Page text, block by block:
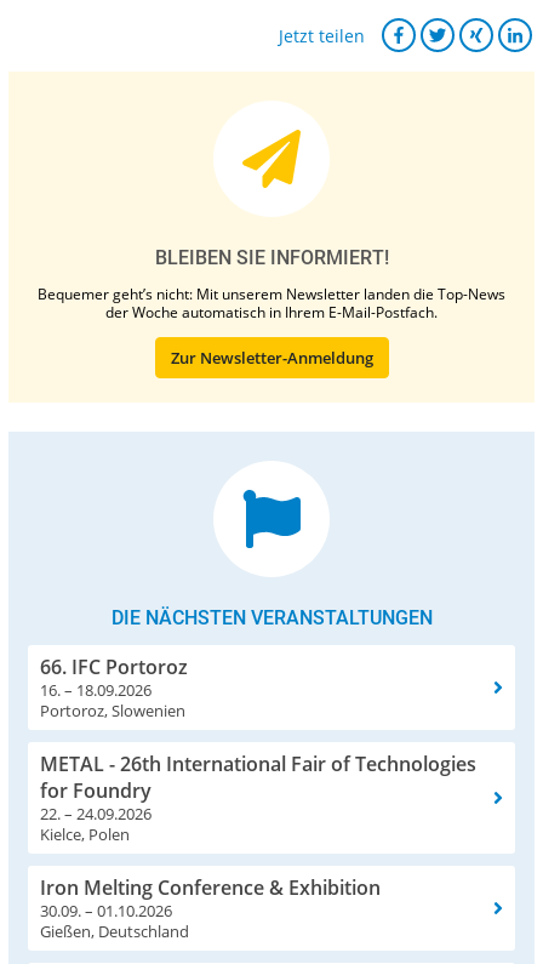
Jetzt teilen
BLEIBEN SIE INFORMIERT!
Bequemer geht’s nicht: Mit unserem Newsletter landen die Top-News
der Woche automatisch in Ihrem E-Mail-Postfach.
Zur Newsletter-Anmeldung
DIE NÄCHSTEN VERANSTALTUNGEN
66. IFC Portoroz
16. – 18.09.2026
Portoroz, Slowenien
METAL - 26th International Fair of Technologies
for Foundry
22. – 24.09.2026
Kielce, Polen
Iron Melting Conference & Exhibition
30.09. – 01.10.2026
Gießen, Deutschland